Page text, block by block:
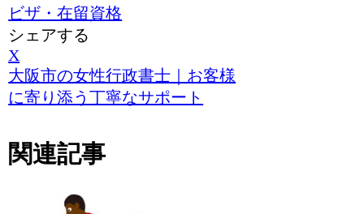
ビザ・在留資格
シェアする
X
大阪市の女性行政書士｜お客様
に寄り添う丁寧なサポート
関連記事